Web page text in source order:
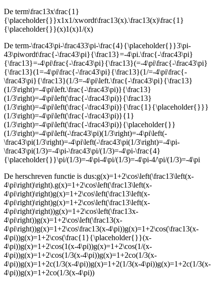
De term\frac13x\frac{1}
{\placeholder{}}x1x1/xwordt\frac13(x).\frac13(x)\frac{1}
{\placeholder{}}(x)1(x)1/(x)
De term-\frac43\pi-\frac433\pi-\frac{4}{\placeholder{}}3\pi-
43\piwordt\frac{-\frac43\pi}{\frac13}=-4\pi.\frac{-\frac43\pi}
{\frac13}=-4\pi\frac{-\frac43\pi}{\frac13}(=-4\pi\frac{-\frac43\pi}
{\frac13}(1=-4\pi\frac{-\frac43\pi}{\frac13}(1/=-4\pi\frac{-
\frac43\pi}{\frac13}(1/3=-4\pi\left.\frac{-\frac43\pi}{\frac13}
(1/3\right)=-4\pi\left.\frac{-\frac43\pi)}{\frac13}
(1/3\right)=-4\pi\left(\frac{-\frac43\pi)}{\frac13}
(1/3\right)=-4\pi\left(\frac{-\frac43\pi)}{\frac{1}{\placeholder{}}}
(1/3\right)=-4\pi\left(\frac{-\frac43\pi)}{1}
(1/3\right)=-4\pi\left(\frac{-\frac43\pi)}{\placeholder{}}
(1/3\right)=-4\pi\left(-\frac43\pi)(1/3\right)=-4\pi\left(-
\frac43\pi(1/3\right)=-4\pi\left(-\frac43\pi(1/3\right)=-4\pi-
\frac43\pi(1/3)=-4\pi-\frac43\pi/(1/3)=-4\pi-\frac{4}
{\placeholder{}}\pi/(1/3)=-4\pi-4\pi/(1/3)=-4\pi-4/\pi/(1/3)=-4\pi
De herschreven functie is dus:g(x)=1+2\cos\left(\frac13\left(x-
4\pi\right)\right).g(x)=1+2\cos\left(\frac13\left(x-
4\pi\right)\right)g(x)=1+2\cos\left(\frac13\left(x-
4\pi\right)\right)g(x)=1+2\cos\left(\frac13\left(x-
4\pi\right)\right))g(x)=1+2\cos\left(\frac13x-
4\pi\right))g(x)=1+2\cos\left(\frac13(x-
4\pi\right))g(x)=1+2\cos\frac13(x-4\pi))g(x)=1+2\cos(\frac13(x-
4\pi))g(x)=1+2\cos(\frac{1}{\placeholder{}}(x-
4\pi))g(x)=1+2\cos(1(x-4\pi))g(x)=1+2\cos(1/(x-
4\pi))g(x)=1+2\cos(1/3(x-4\pi))g(x)=1+2co(1/3(x-
4\pi))g(x)=1+2c(1/3(x-4\pi))g(x)=1+2(1/3(x-4\pi))g(x)=1+2c(1/3(x-
4\pi))g(x)=1+2co(1/3(x-4\pi))